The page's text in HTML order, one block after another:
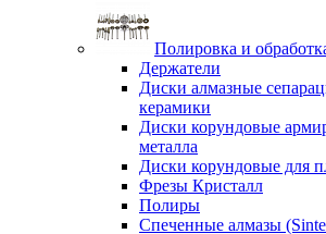
Полировка и
Держатели
Диски алмазные
керамики
Диски корундовые
металла
Диски корундовые для
Фрезы Кристалл
Полиры
Спеченные алмазы